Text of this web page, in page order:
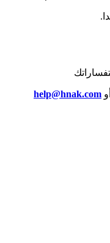
أو help@hnak.com